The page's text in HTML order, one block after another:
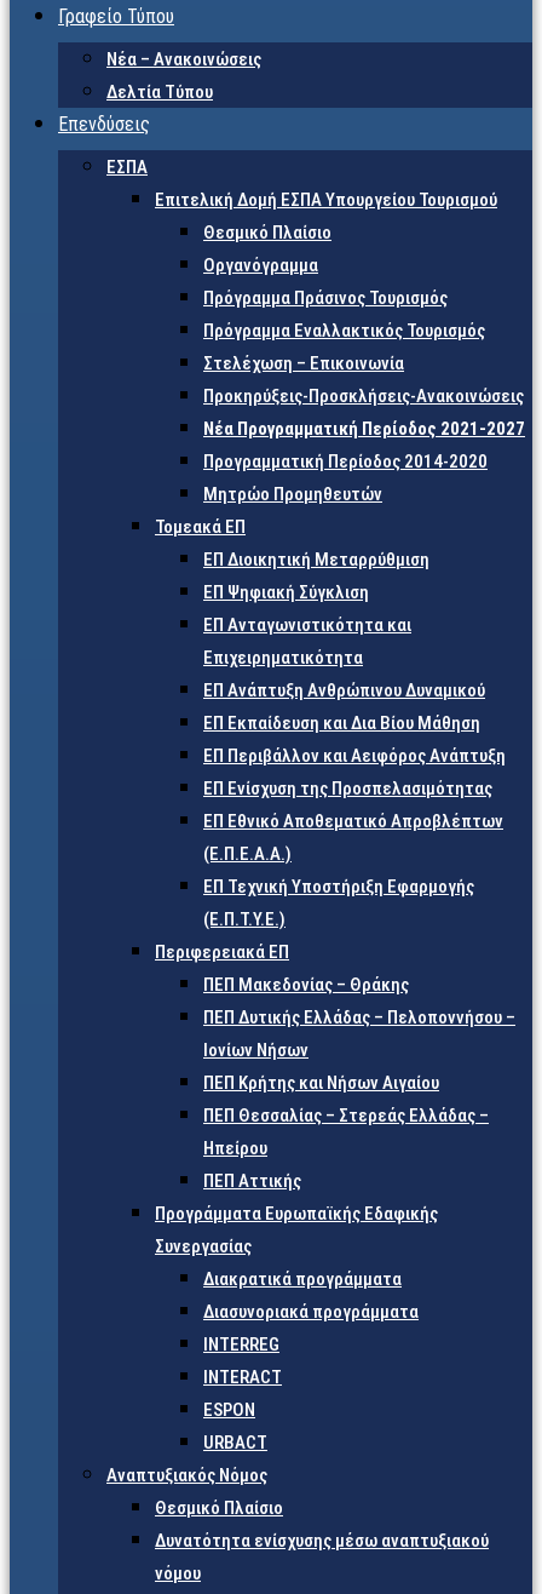
Γραφείο Τύπου
Νέα – Ανακοινώσεις
Δελτία Τύπου
Επενδύσεις
ΕΣΠΑ
Επιτελική Δομή ΕΣΠΑ Υπουργείου Τουρισμού
Θεσμικό Πλαίσιο
Οργανόγραμμα
Πρόγραμμα Πράσινος Τουρισμός
Πρόγραμμα Εναλλακτικός Τουρισμός
Στελέχωση – Επικοινωνία
Προκηρύξεις-Προσκλήσεις-Ανακοινώσεις
Νέα Προγραμματική Περίοδος 2021-2027
Προγραμματική Περίοδος 2014-2020
Μητρώο Προμηθευτών
Τομεακά ΕΠ
ΕΠ Διοικητική Μεταρρύθμιση
ΕΠ Ψηφιακή Σύγκλιση
ΕΠ Ανταγωνιστικότητα και
Επιχειρηματικότητα
ΕΠ Ανάπτυξη Ανθρώπινου Δυναμικού
ΕΠ Εκπαίδευση και Δια Βίου Μάθηση
ΕΠ Περιβάλλον και Αειφόρος Ανάπτυξη
ΕΠ Ενίσχυση της Προσπελασιμότητας
ΕΠ Εθνικό Αποθεματικό Απροβλέπτων
(Ε.Π.Ε.Α.Α.)
ΕΠ Τεχνική Υποστήριξη Εφαρμογής
(Ε.Π.Τ.Υ.Ε.)
Περιφερειακά ΕΠ
ΠΕΠ Μακεδονίας – Θράκης
ΠΕΠ Δυτικής Ελλάδας – Πελοποννήσου –
Ιονίων Νήσων
ΠΕΠ Κρήτης και Νήσων Αιγαίου
ΠΕΠ Θεσσαλίας – Στερεάς Ελλάδας –
Ηπείρου
ΠΕΠ Αττικής
Προγράμματα Ευρωπαϊκής Εδαφικής
Συνεργασίας
Διακρατικά προγράμματα
Διασυνοριακά προγράμματα
INTERREG
INTERACT
ESPON
URBACT
Αναπτυξιακός Νόμος
Θεσμικό Πλαίσιο
Δυνατότητα ενίσχυσης μέσω αναπτυξιακού
νόμου